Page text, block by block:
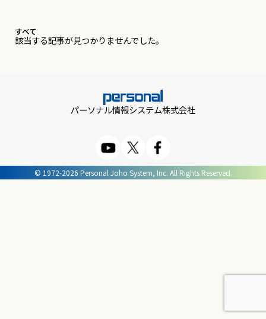
すべて
該当する記事が見つかりませんでした。
パーソナル情報システム株式会社
© 1972-2026 Personal Joho System, Inc. All Rights Reserved.